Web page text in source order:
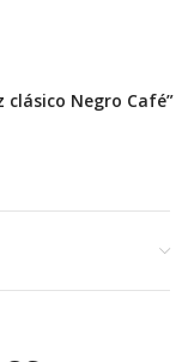
Negro Café”